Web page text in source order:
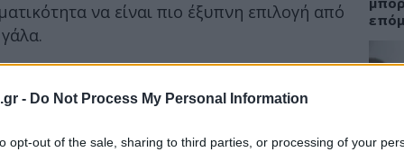
- Do Not Process My Personal Information
opt-out of the sale, sharing to third parties, or processing of your
να είναι πιο έξυπνη επιλογή από
φέτα πίτσας και ένα μπολ δημητριακών
ίδια ποσότητα θερμίδων. Ωστόσο, η πίτσα
πρωτεΐνης, η οποία θα σας κρατήσει